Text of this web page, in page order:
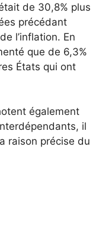
de 30,8% plus
précédant
l’inflation. En
que de 6,3%
États qui ont
également
il
raison précise du